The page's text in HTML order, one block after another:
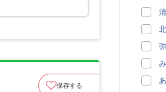
保存する